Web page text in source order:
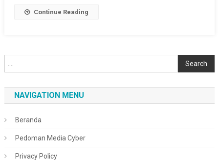
Continue Reading
Search
NAVIGATION MENU
Beranda
Pedoman Media Cyber
Privacy Policy